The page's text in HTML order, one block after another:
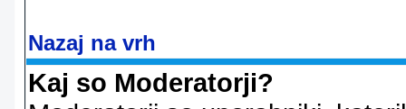
Nazaj na vrh
Kaj so Moderatorji?